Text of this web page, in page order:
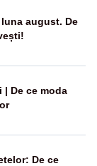
august. De
| De ce moda
De ce